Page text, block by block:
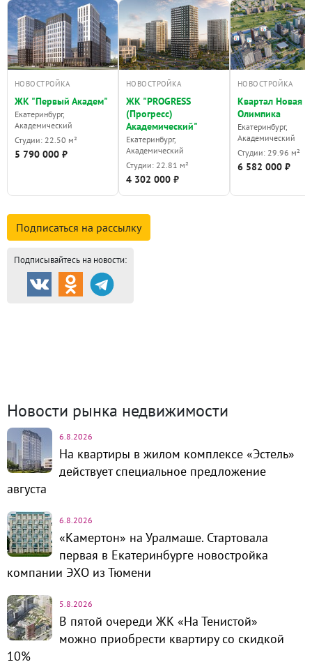
НОВОСТРОЙКА
ЖК "Первый Академ"
Екатеринбург,
Академический
Студии: 22.50 м²
5 790 000 ₽
НОВОСТРОЙКА
ЖК "PROGRESS
(Прогресс)
Академический"
Екатеринбург,
Академический
Студии: 22.81 м²
4 302 000 ₽
НОВОСТРОЙКА
Квартал Новая
Олимпика
Екатеринбург,
Академический
Студии: 29.96 м²
6 582 000 ₽
Подписаться на рассылку
Подписывайтесь на новости:
Новости рынка недвижимости
6.8.2026
На квартиры в жилом комплексе «Эстель»
действует специальное предложение
августа
6.8.2026
«Камертон» на Уралмаше. Стартовала
первая в Екатеринбурге новостройка
компании ЭХО из Тюмени
5.8.2026
В пятой очереди ЖК «На Тенистой»
можно приобрести квартиру со скидкой
10%